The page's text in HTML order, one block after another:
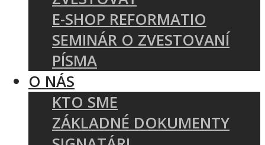
E-SHOP REFORMATIO
SEMINÁR O ZVESTOVANÍ
PÍSMA
O NÁS
KTO SME
ZÁKLADNÉ DOKUMENTY